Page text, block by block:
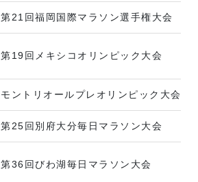
第21回福岡国際マラソン選手権大会
第19回メキシコオリンピック大会
モントリオールプレオリンピック大会（
第25回別府大分毎日マラソン大会
第36回びわ湖毎日マラソン大会